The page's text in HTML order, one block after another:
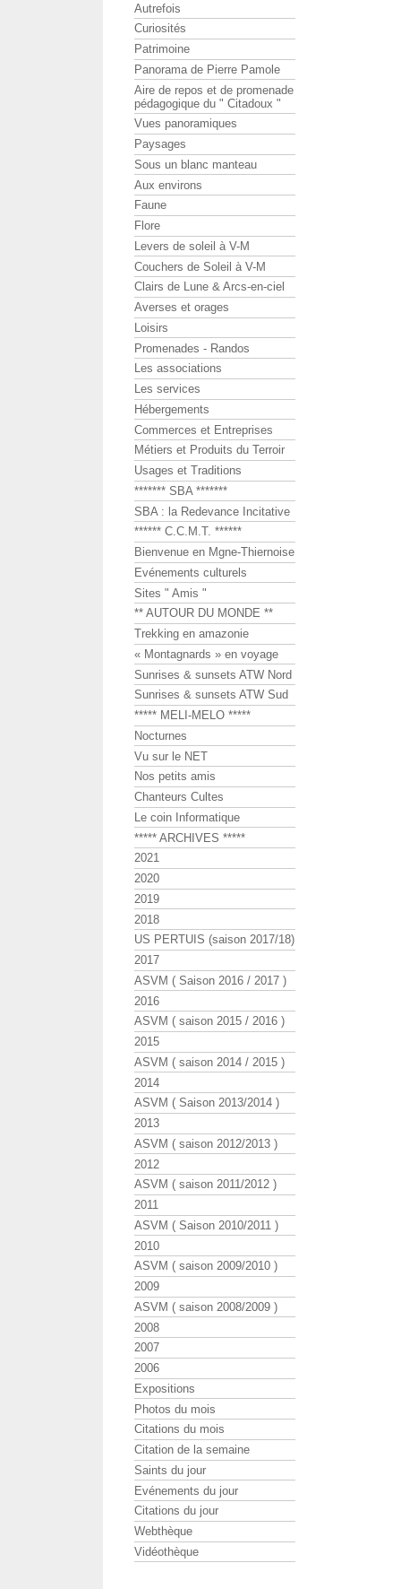
Autrefois
Curiosités
Patrimoine
Panorama de Pierre Pamole
Aire de repos et de promenade
pédagogique du " Citadoux "
Vues panoramiques
Paysages
Sous un blanc manteau
Aux environs
Faune
Flore
Levers de soleil à V-M
Couchers de Soleil à V-M
Clairs de Lune & Arcs-en-ciel
Averses et orages
Loisirs
Promenades - Randos
Les associations
Les services
Hébergements
Commerces et Entreprises
Métiers et Produits du Terroir
Usages et Traditions
******* SBA *******
SBA : la Redevance Incitative
****** C.C.M.T. ******
Bienvenue en Mgne-Thiernoise
Evénements culturels
Sites " Amis "
** AUTOUR DU MONDE **
Trekking en amazonie
« Montagnards » en voyage
Sunrises & sunsets ATW Nord
Sunrises & sunsets ATW Sud
***** MELI-MELO *****
Nocturnes
Vu sur le NET
Nos petits amis
Chanteurs Cultes
Le coin Informatique
***** ARCHIVES *****
2021
2020
2019
2018
US PERTUIS (saison 2017/18)
2017
ASVM ( Saison 2016 / 2017 )
2016
ASVM ( saison 2015 / 2016 )
2015
ASVM ( saison 2014 / 2015 )
2014
ASVM ( Saison 2013/2014 )
2013
ASVM ( saison 2012/2013 )
2012
ASVM ( saison 2011/2012 )
2011
ASVM ( Saison 2010/2011 )
2010
ASVM ( saison 2009/2010 )
2009
ASVM ( saison 2008/2009 )
2008
2007
2006
Expositions
Photos du mois
Citations du mois
Citation de la semaine
Saints du jour
Evénements du jour
Citations du jour
Webthèque
Vidéothèque